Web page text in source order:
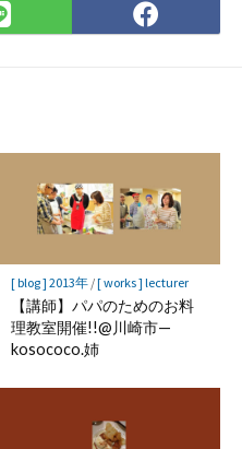
LINE
で
で
[ blog ] 2013年/[ works ] lecturer
【講師】パパのためのお料
理教室開催!!@川崎市—
kosococo.姉